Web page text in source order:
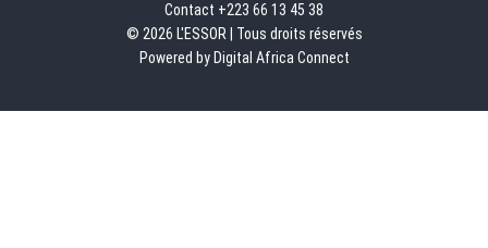
Contact +223 66 13 45 38
© 2026 L'ESSOR | Tous droits réservés
Powered by Digital Africa Connect